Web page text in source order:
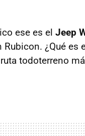
ese es el Jeep
¿Qué es
todoterreno